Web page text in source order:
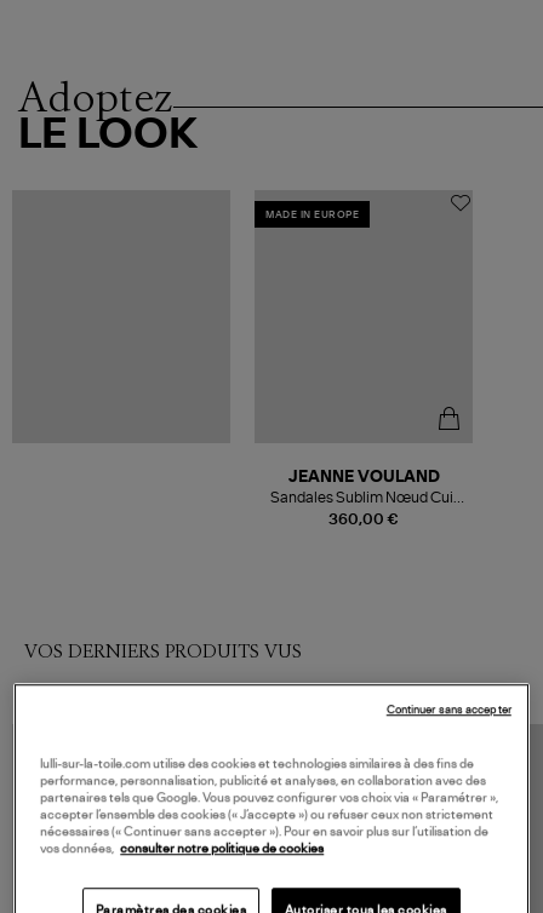
Adoptez
LE LOOK
MADE IN EUROPE
360,00 €
JEANNE VOULAND
Sandales Sublim Nœud Cuir
Suédé Taupe
VOS DERNIERS PRODUITS VUS
lulli-sur-la-toile.com utilise des cookies et technologies similaires à des fins de
performance, personnalisation, publicité et analyses, en collaboration avec des
partenaires tels que Google. Vous pouvez configurer vos choix via « Paramétrer »,
accepter l’ensemble des cookies (« J’accepte ») ou refuser ceux non strictement
nécessaires (« Continuer sans accepter »). Pour en savoir plus sur l’utilisation de
vos données, consulter notre politique de cookies
Continuer sans accepter